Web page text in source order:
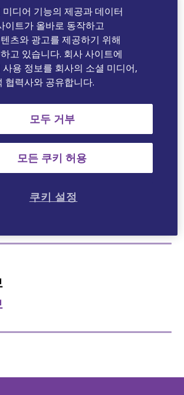
m (single-dose)
디어 기능의 제공과 데이터
이트가 올바로 동작하고
츠와 광고를 제공하기 위해
고 있습니다. 회사 사이트에
용 정보를 회사의 소셜 미디어,
협력사와 공유합니다.
모두 거부
모든 쿠키 허용
쿠키 설정